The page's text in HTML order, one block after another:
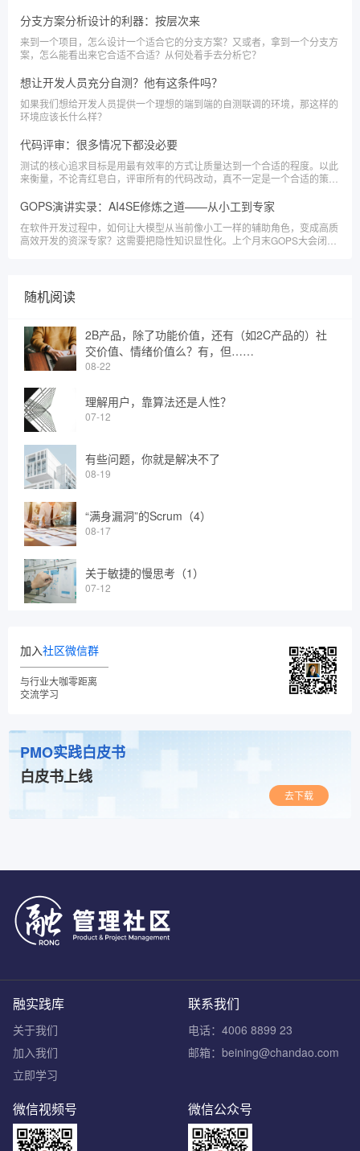
分支方案分析设计的利器：按层次来
来到一个项目，怎么设计一个适合它的分支方案？又或者，拿到一个分支方
案，怎么能看出来它合适不合适？从何处着手去分析它？
想让开发人员充分自测？他有这条件吗？
如果我们想给开发人员提供一个理想的端到端的自测联调的环境，那这样的
环境应该长什么样？
代码评审：很多情况下都没必要
测试的核心追求目标是用最有效率的方式让质量达到一个合适的程度。以此
来衡量，不论青红皂白，评审所有的代码改动，真不一定是一个合适的策
GOPS演讲实录：AI4SE修炼之道——从小工到专家
在软件开发过程中，如何让大模型从当前像小工一样的辅助角色，变成高质
高效开发的资深专家？这需要把隐性知识显性化。上个月末GOPS大会闭幕
随机阅读
2B产品，除了功能价值，还有（如2C产品的）社
交价值、情绪价值么？有，但……
08-22
理解用户，靠算法还是人性？
07-12
有些问题，你就是解决不了
08-19
“满身漏洞”的Scrum（4）
08-17
关于敏捷的慢思考（1）
07-12
加入社区微信群
与行业大咖零距离
交流学习
PMO实践白皮书
白皮书上线
去下载
联系我们
电话：4006 8899 23
邮箱：beining@chandao.com
融实践库
关于我们
加入我们
立即学习
微信公众号
微信视频号